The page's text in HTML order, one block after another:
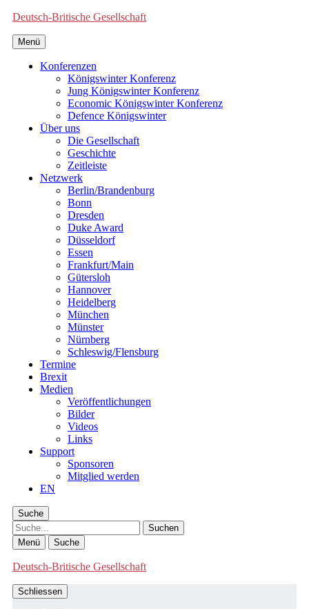
Deutsch-Britische Gesellschaft
Menü
Konferenzen
Königswinter Konferenz
Jung Königswinter Konferenz
Economic Königswinter Konferenz
Defence Königswinter
Über uns
Die Gesellschaft
Geschichte
Zeitleiste
Netzwerk
Berlin/Brandenburg
Bonn
Dresden
Duke Award
Düsseldorf
Essen
Frankfurt/Main
Gütersloh
Hannover
Heidelberg
München
Münster
Nürnberg
Schleswig/Flensburg
Termine
Brexit
Medien
Veröffentlichungen
Bilder
Videos
Links
Support
Sponsoren
Mitglied werden
EN
Suche
Suche
Menü Suche
Deutsch-Britische Gesellschaft
Schliessen